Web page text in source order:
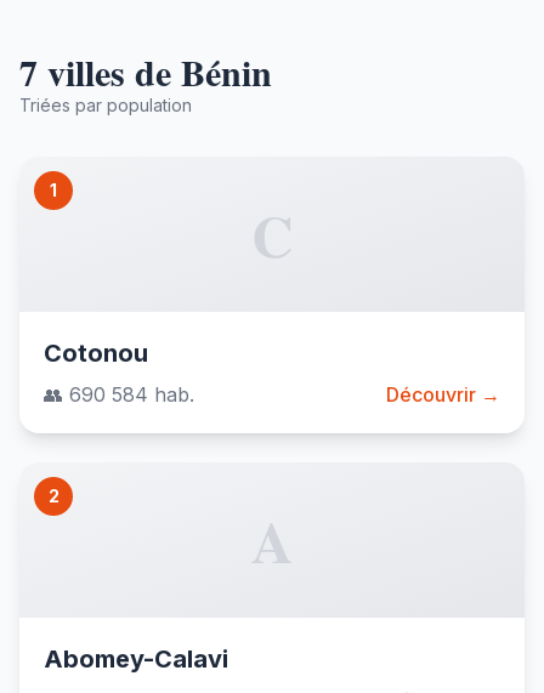
7 villes de Bénin
Triées par population
1
C
Cotonou
👥 690 584 hab. Découvrir →
2
A
Abomey-Calavi